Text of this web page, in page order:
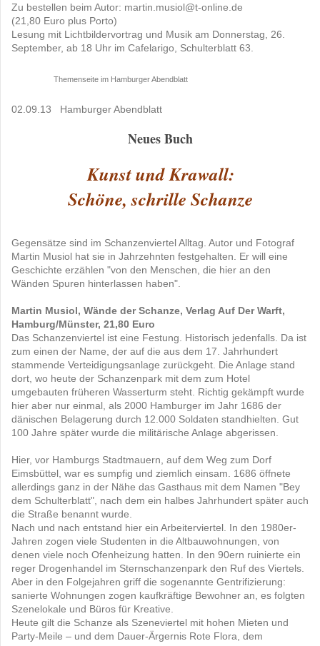
Zu bestellen beim Autor: martin.musiol@t-online.de
(21,80 Euro plus Porto)
Lesung mit Lichtbildervortrag und Musik am Donnerstag, 26.
September, ab 18 Uhr im Cafelarigo, Schulterblatt 63.
Themenseite im Hamburger Abendblatt
02.09.13 Hamburger Abendblatt
Neues Buch
Kunst und Krawall:
Schöne, schrille Schanze
Gegensätze sind im Schanzenviertel Alltag. Autor und Fotograf
Martin Musiol hat sie in Jahrzehnten festgehalten. Er will eine
Geschichte erzählen "von den Menschen, die hier an den
Wänden Spuren hinterlassen haben".
Martin Musiol, Wände der Schanze, Verlag Auf Der Warft,
Hamburg/Münster, 21,80 Euro
Das Schanzenviertel ist eine Festung. Historisch jedenfalls. Da ist
zum einen der Name, der auf die aus dem 17. Jahrhundert
stammende Verteidigungsanlage zurückgeht. Die Anlage stand
dort, wo heute der Schanzenpark mit dem zum Hotel
umgebauten früheren Wasserturm steht. Richtig gekämpft wurde
hier aber nur einmal, als 2000 Hamburger im Jahr 1686 der
dänischen Belagerung durch 12.000 Soldaten standhielten. Gut
100 Jahre später wurde die militärische Anlage abgerissen.
Hier, vor Hamburgs Stadtmauern, auf dem Weg zum Dorf
Eimsbüttel, war es sumpfig und ziemlich einsam. 1686 öffnete
allerdings ganz in der Nähe das Gasthaus mit dem Namen "Bey
dem Schulterblatt", nach dem ein halbes Jahrhundert später auch
die Straße benannt wurde.
Nach und nach entstand hier ein Arbeiterviertel. In den 1980er-
Jahren zogen viele Studenten in die Altbauwohnungen, von
denen viele noch Ofenheizung hatten. In den 90ern ruinierte ein
reger Drogenhandel im Sternschanzenpark den Ruf des Viertels.
Aber in den Folgejahren griff die sogenannte Gentrifizierung:
sanierte Wohnungen zogen kaufkräftige Bewohner an, es folgten
Szenelokale und Büros für Kreative.
Heute gilt die Schanze als Szeneviertel mit hohen Mieten und
Party-Meile – und dem Dauer-Ärgernis Rote Flora, dem